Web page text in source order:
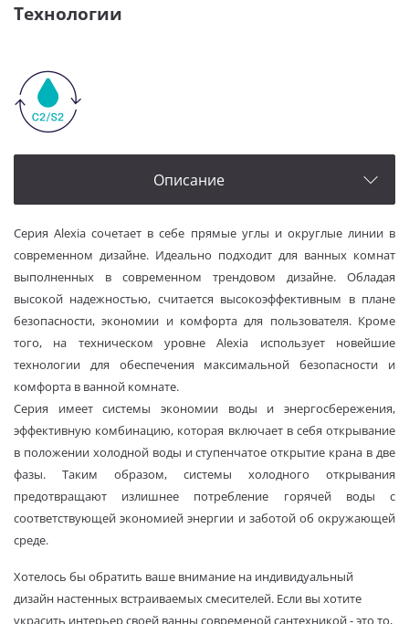
Технологии
Описание
Серия Alexia сочетает в себе прямые углы и округлые линии в
современном дизайне. Идеально подходит для ванных комнат
выполненных в современном трендовом дизайне. Обладая
высокой надежностью, считается высокоэффективным в плане
безопасности, экономии и комфорта для пользователя. Кроме
того, на техническом уровне Alexia использует новейшие
технологии для обеспечения максимальной безопасности и
комфорта в ванной комнате.
Серия имеет системы экономии воды и энергосбережения,
эффективную комбинацию, которая включает в себя открывание
в положении холодной воды и ступенчатое открытие крана в две
фазы. Таким образом, системы холодного открывания
предотвращают излишнее потребление горячей воды с
соответствующей экономией энергии и заботой об окружающей
среде.
Хотелось бы обратить ваше внимание на индивидуальный
дизайн настенных встраиваемых смесителей. Если вы хотите
украсить интерьер своей ванны современой сантехникой - это то,